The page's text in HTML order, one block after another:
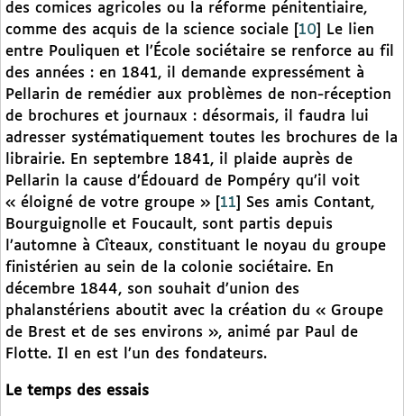
des comices agricoles ou la réforme pénitentiaire,
comme des acquis de la science sociale
10
Le lien
entre Pouliquen et l’École sociétaire se renforce au fil
des années : en 1841, il demande expressément à
Pellarin de remédier aux problèmes de non-réception
de brochures et journaux : désormais, il faudra lui
adresser systématiquement toutes les brochures de la
librairie. En septembre 1841, il plaide auprès de
Pellarin la cause d’Édouard de Pompéry qu’il voit
« éloigné de votre groupe »
11
Ses amis Contant,
Bourguignolle et Foucault, sont partis depuis
l’automne à Cîteaux, constituant le noyau du groupe
finistérien au sein de la colonie sociétaire. En
décembre 1844, son souhait d’union des
phalanstériens aboutit avec la création du « Groupe
de Brest et de ses environs », animé par Paul de
Flotte. Il en est l’un des fondateurs.
Le temps des essais